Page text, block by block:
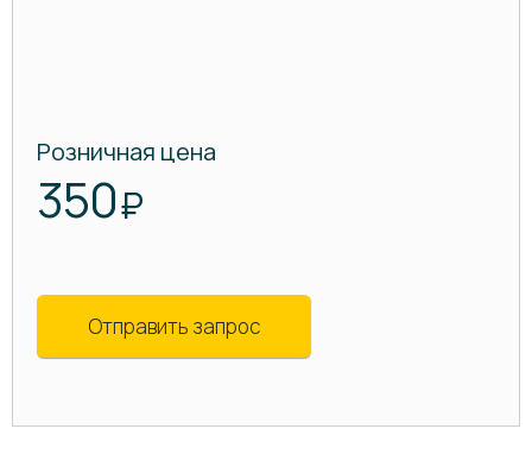
Розничная цена
350₽
Отправить запрос